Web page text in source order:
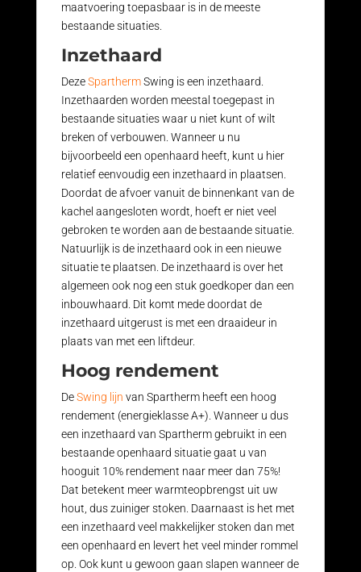
maatvoering toepasbaar is in de meeste
bestaande situaties.
Inzethaard
DezeSparthermSwing is een inzethaard.
Inzethaarden worden meestal toegepast in
bestaande situaties waar u niet kunt of wilt
breken of verbouwen. Wanneer u nu
bijvoorbeeld een openhaard heeft, kunt u hier
relatief eenvoudig een inzethaard in plaatsen.
Doordat de afvoer vanuit de binnenkant van de
kachel aangesloten wordt, hoeft er niet veel
gebroken te worden aan de bestaande situatie.
Natuurlijk is de inzethaard ook in een nieuwe
situatie te plaatsen. De inzethaard is over het
algemeen ook nog een stuk goedkoper dan een
inbouwhaard. Dit komt mede doordat de
inzethaard uitgerust is met een draaideur in
plaats van met een liftdeur.
Hoog rendement
DeSwing lijn van Spartherm heeft een hoog
rendement (energieklasse A+). Wanneer u dus
een inzethaard van Spartherm gebruikt in een
bestaande openhaard situatie gaat u van
hooguit 10% rendement naar meer dan 75%!
Dat betekent meer warmteopbrengst uit uw
hout, dus zuiniger stoken. Daarnaast is het met
een inzethaard veel makkelijker stoken dan met
een openhaard en levert het veel minder rommel
op. Ook kunt u gewoon gaan slapen wanneer de